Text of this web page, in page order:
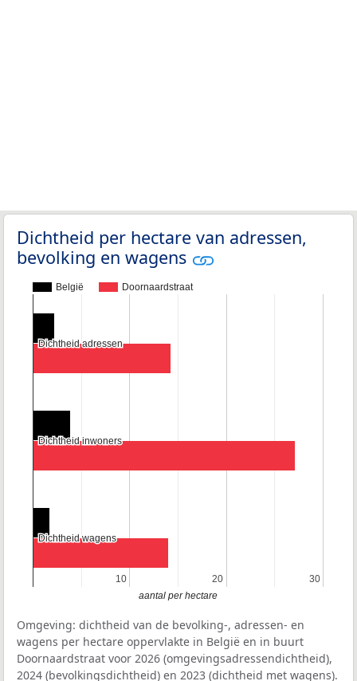
Dichtheid per hectare van adressen,
bevolking en wagens
België Doornaardstraat
10
10 20
20 30
30
Dichtheid adressen
Dichtheid adressen
Dichtheid inwoners
Dichtheid inwoners
Dichtheid wagens
Dichtheid wagens
aantal per hectare
Omgeving: dichtheid van de bevolking-, adressen- en
wagens per hectare oppervlakte in België en in buurt
Doornaardstraat voor 2026 (omgevingsadressendichtheid),
2024 (bevolkingsdichtheid) en 2023 (dichtheid met wagens).